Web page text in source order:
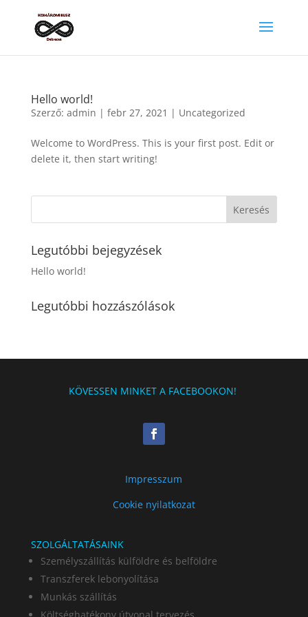
Hello world!
Szerző: admin | febr 27, 2021 | Uncategorized
Welcome to WordPress. This is your first post. Edit or
delete it, then start writing!
Legutóbbi bejegyzések
Hello world!
Legutóbbi hozzászólások
KÖVESSEN MINKET A FACEBOOKON!
Impresszum
Cookie nyilatkozat
SZOLGÁLTATÁSAINK
Személyszállítás külföldre és belföldre
Transzferek lebonyolítása
Munkás szállítás